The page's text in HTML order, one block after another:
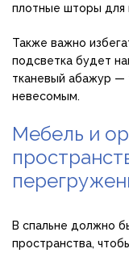
плотные шторы для
Также важно
подсветка будет
тканевый абажур —
невесомым.
Мебель и
В спальне должно
пространства,